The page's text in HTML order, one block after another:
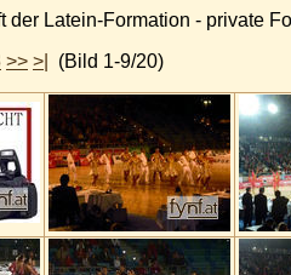
der Latein-Formation - private
>> >| (Bild 1-9/20)